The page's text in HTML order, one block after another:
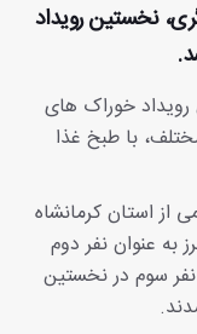
نخستین رویداد
خوراک های
های مختلف، با طبخ غذا
از استان کرمانشاه
به عنوان نفر دوم
نفر سوم در نخستین